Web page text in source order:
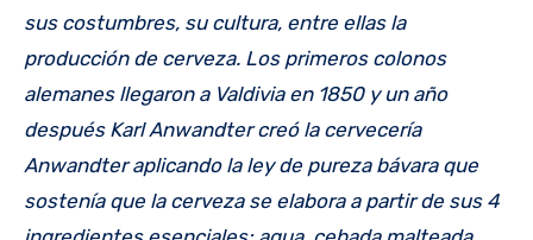
sus costumbres, su cultura, entre ellas la
producción de cerveza. Los primeros colonos
alemanes llegaron a Valdivia en 1850 y un año
después Karl Anwandter creó la cervecería
Anwandter aplicando la ley de pureza bávara que
sostenía que la cerveza se elabora a partir de sus 4